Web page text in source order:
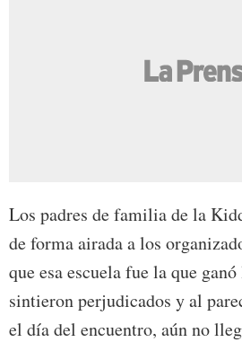
Los padres de familia de la
de forma airada a los
que esa escuela fue la que
sintieron perjudicados y al
el día del encuentro, aún no